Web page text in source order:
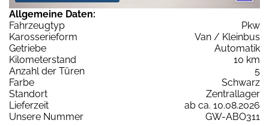
Allgemeine Daten:
Fahrzeugtyp
Pkw
Karosserieform
Van / Kleinbus
Getriebe
Automatik
Kilometerstand
10 km
Anzahl der Türen
5
Farbe
Schwarz
Standort
Zentrallager
Lieferzeit
ab ca. 10.08.2026
Unsere Nummer
GW-ABO311